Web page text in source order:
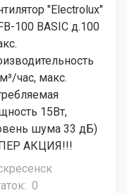
"Electrolux"
100 BASIC д.100
час, макс.
15Вт,
шума 33 дБ)
АКЦИЯ!!!
0